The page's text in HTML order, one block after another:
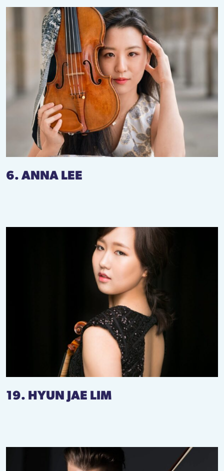
6. ANNA LEE
19. HYUN JAE LIM